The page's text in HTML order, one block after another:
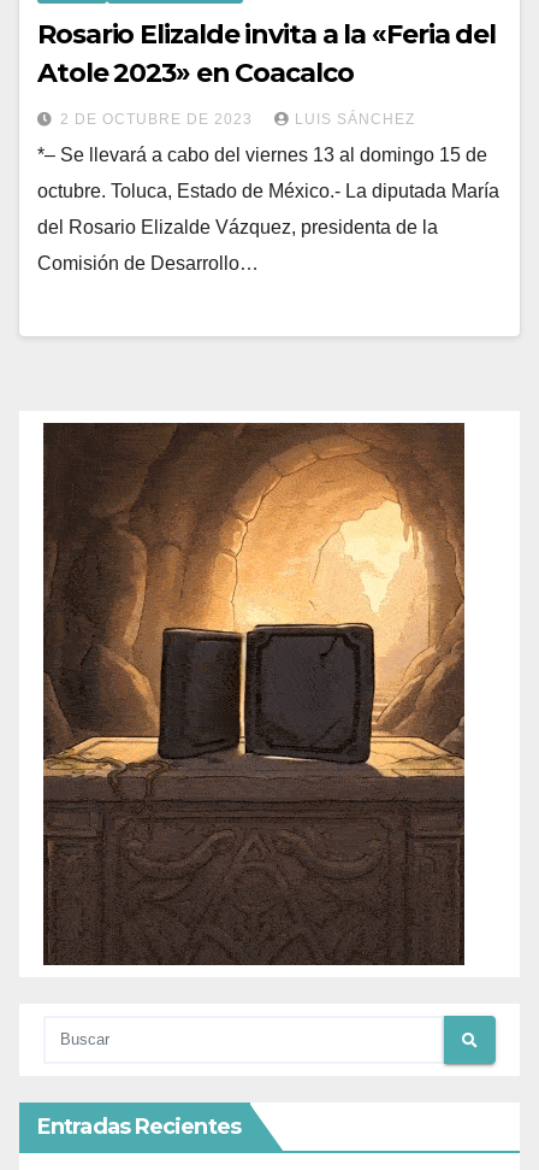
Rosario Elizalde invita a la «Feria del
Atole 2023» en Coacalco
2 DE OCTUBRE DE 2023 LUIS SÁNCHEZ
*– Se llevará a cabo del viernes 13 al domingo 15 de
octubre. Toluca, Estado de México.- La diputada María
del Rosario Elizalde Vázquez, presidenta de la
Comisión de Desarrollo…
Entradas Recientes